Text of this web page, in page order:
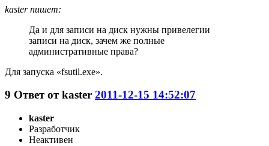
kaster пишет:
Да и для записи на диск нужны привелегии
записи на диск, зачем же полные
административные права?
Для запуска «fsutil.exe».
9 Ответ отkaster 2011-12-15 14:52:07
kaster
Разработчик
Неактивен